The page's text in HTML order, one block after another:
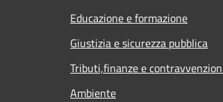
Educazione e formazione
Giustizia e sicurezza pubblica
Tributi,finanze e
Ambiente